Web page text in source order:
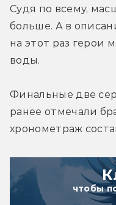
Судя по всему,
больше. А в
на этот раз герои
воды.
Финальные две
ранее отмечали
хронометраж
чтобы